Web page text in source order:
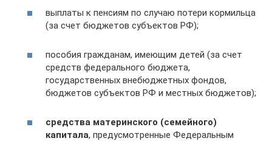
выплаты к пенсиям по случаю потери кормильца
(за счет бюджетов субъектов РФ);
пособия гражданам, имеющим детей (за счет
средств федерального бюджета,
государственных внебюджетных фондов,
бюджетов субъектов РФ и местных бюджетов);
средства материнского (семейного)
капитала, предусмотренные Федеральным